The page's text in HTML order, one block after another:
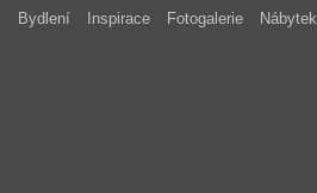
Bydlení Inspirace Fotogalerie Nábytek